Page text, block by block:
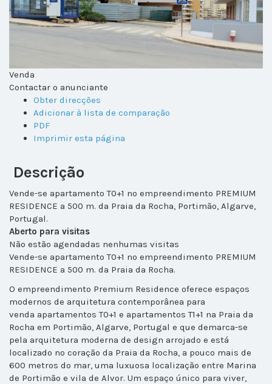
Venda
Contactar o anunciante
Obter direcções
Adicionar à lista de comparação
PDF
Imprimir esta página
Descrição
Vende-se apartamento T0+1 no empreendimento PREMIUM
RESIDENCE a 500 m. da Praia da Rocha, Portimão, Algarve,
Portugal.
Aberto para visitas
Não estão agendadas nenhumas visitas
Vende-se apartamento T0+1 no empreendimento PREMIUM
RESIDENCE a 500 m. da Praia da Rocha.
O empreendimento Premium Residence oferece espaços
modernos de arquitetura contemporânea para
venda apartamentos T0+1 e apartamentos T1+1 na Praia da
Rocha em Portimão, Algarve, Portugal e que demarca-se
pela arquitetura moderna de design arrojado e está
localizado no coração da Praia da Rocha, a pouco mais de
600 metros do mar, uma luxuosa localização entre Marina
de Portimão e vila de Alvor. Um espaço único para viver,